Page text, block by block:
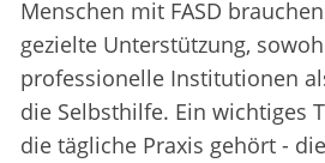
Menschen mit FASD
gezielte Unterstützung,
professionelle Institutionen
die Selbsthilfe. Ein wichtiges
die tägliche Praxis gehört - die